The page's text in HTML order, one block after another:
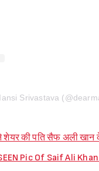
Srivastava
की पति सैफ अली खान के
Pic Of Saif Ali